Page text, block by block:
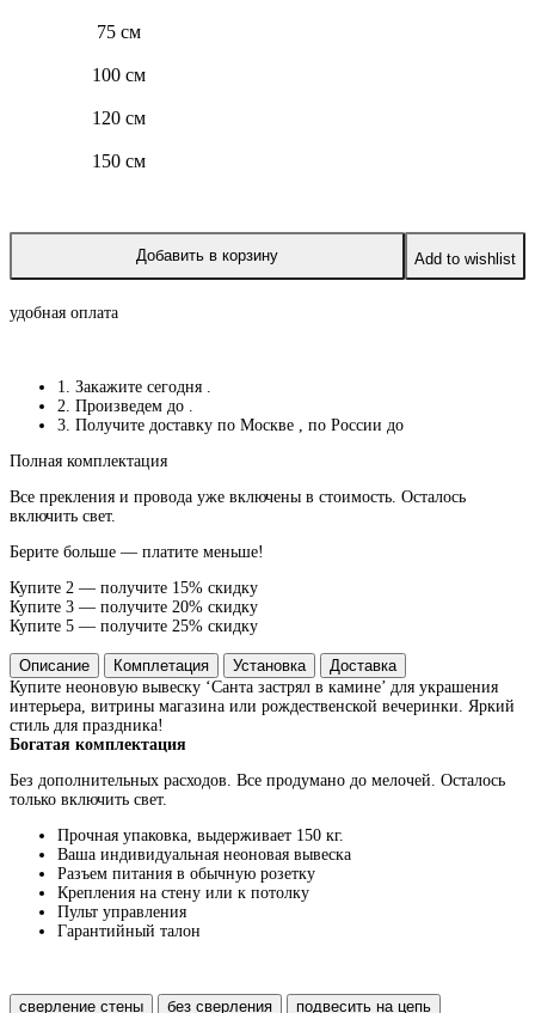
75 см
100 см
120 см
150 см
Добавить в корзину Add to wishlist
удобная оплата
1. Закажите сегодня
2. Произведем до
3. Получите доставку по Москве
, по России до
Полная комплектация
Все прекления и провода уже включены в стоимость. Осталось
включить свет.
Берите больше — платите меньше!
Купите 2 — получите 15% скидку
Купите 3 — получите 20% скидку
Купите 5 — получите 25% скидку
Описание Комплетация Установка
Доставка
Купите неоновую вывеску ‘Санта застрял в камине’ для украшения
интерьера, витрины магазина или рождественской вечеринки. Яркий
стиль для праздника!
Богатая комплектация
Без дополнительных расходов. Все продумано до мелочей. Осталось
только включить свет.
Прочная упаковка, выдерживает 150 кг.
Ваша индивидуальная неоновая вывеска
Разъем питания в обычную розетку
Крепления на стену или к потолку
Пульт управления
Гарантийный талон
сверление стены без сверления подвесить на цепь